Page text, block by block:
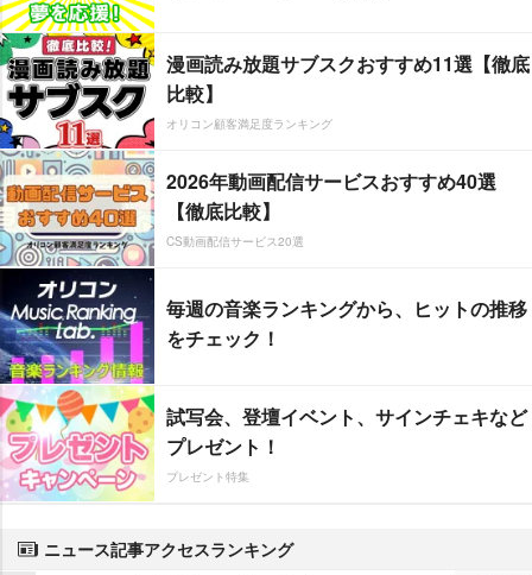
漫画読み放題サブスクおすすめ11選【徹底
比較】
オリコン顧客満足度ランキング
2026年動画配信サービスおすすめ40選
【徹底比較】
CS動画配信サービス20選
毎週の音楽ランキングから、ヒットの推移
をチェック！
試写会、登壇イベント、サインチェキなど
プレゼント！
プレゼント特集
ニュース記事アクセスランキング